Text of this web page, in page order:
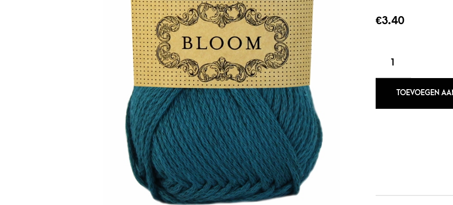
€3.40
BLOOM
410
CHRYSANTHEMUM
TOEVOEGEN